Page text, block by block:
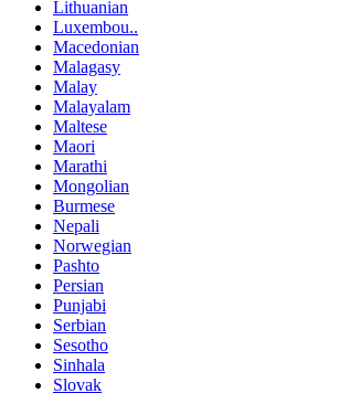
Lithuanian
Luxembou..
Macedonian
Malagasy
Malay
Malayalam
Maltese
Maori
Marathi
Mongolian
Burmese
Nepali
Norwegian
Pashto
Persian
Punjabi
Serbian
Sesotho
Sinhala
Slovak